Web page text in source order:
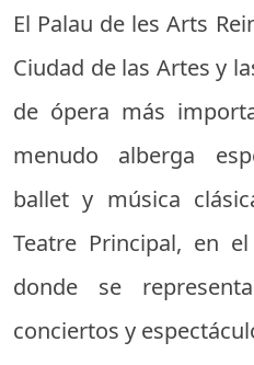
El Palau de les Arts
Ciudad de las Artes y
de ópera más
menudo alberga
ballet y música
Teatre Principal, en
donde se
conciertos y